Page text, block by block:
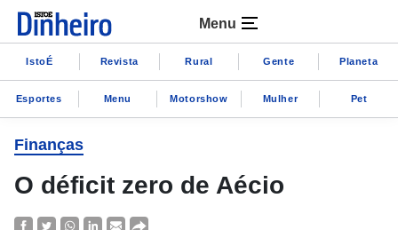
Menu
IstoÉ Revista Rural Gente Planeta
Esportes Menu Motorshow Mulher Pet
Finanças
O déficit zero de Aécio